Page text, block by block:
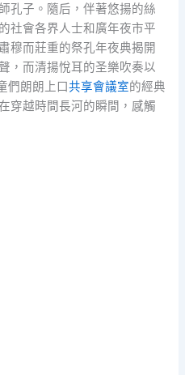
孔子。隨后，伴著悠揚的絲
社會各界人士和廣年夜市平
穆而莊重的祭孔年夜典揭開
，而清揚悅耳的圣樂吹奏以
們朗朗上口共享會議室的經典
穿越時間長河的瞬間，感觸